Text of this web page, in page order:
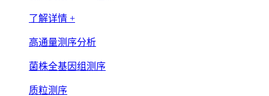
了解详情 +
高通量测序分析
菌株全基因组测序
质粒测序